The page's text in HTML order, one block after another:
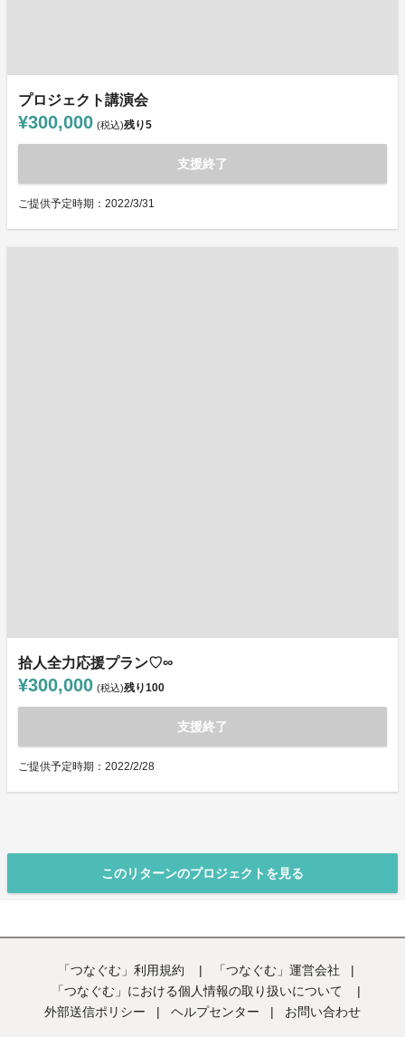
プロジェクト講演会
¥300,000 (税込)残り5
支援終了
ご提供予定時期：2022/3/31
拾人全力応援プラン♡∞
¥300,000 (税込)残り100
支援終了
ご提供予定時期：2022/2/28
このリターンのプロジェクトを見る
「つなぐむ」利用規約 | 「つなぐむ」運営会社
|
「つなぐむ」における個人情報の取り扱いについて
|
外部送信ポリシー
| ヘルプセンター | お問い合わせ